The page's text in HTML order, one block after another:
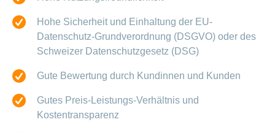
Hohe Sicherheit und Einhaltung der EU-
Datenschutz-Grundverordnung (DSGVO) oder des
Schweizer Datenschutzgesetz (DSG)
Gute Bewertung durch Kundinnen und Kunden
Gutes Preis-Leistungs-Verhältnis und
Kostentransparenz